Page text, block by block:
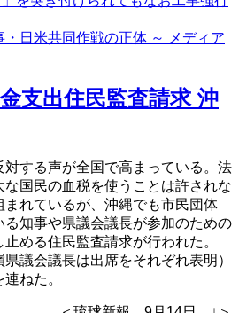
日米共同作戦の正体 ～ メディア
支出住民監査請求 沖
する声が全国で高まっている。法
国民の血税を使うことは許されな
れているが、沖縄でも市民団体
知事や県議会議長が参加のための
める住民監査請求が行われた。
県議会議長は出席をそれぞれ表明）
ねた。